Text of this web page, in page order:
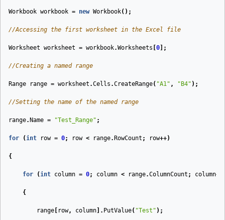
Workbook workbook = new Workbook();
//Accessing the first worksheet in the Excel file
Worksheet worksheet = workbook.Worksheets 0 ];
//Creating a named range
Range range = worksheet .Cells .CreateRange( "A1" , "B4" );
//Setting the name of the named range
range. Name = "Test_Range" ;
for (int row = 0; row < range. RowCount ; row++)
{
for (int column = 0; column < range.ColumnCount ; column
{
range row, column ]. PutValue( "Test" );